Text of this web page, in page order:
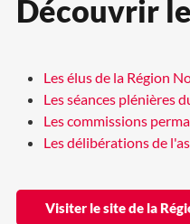
Découvrir
Les élus de la Région
Les séances plénières
Les commissions
Les délibérations de
Visiter le site de la